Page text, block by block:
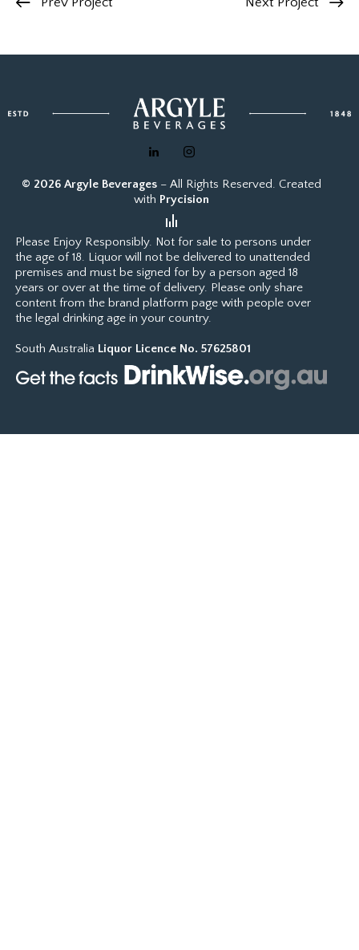
© 2026 Argyle Beverages – All Rights Reserved. Created
with Prycision
Please Enjoy Responsibly. Not for sale to persons under
the age of 18. Liquor will not be delivered to unattended
premises and must be signed for by a person aged 18
years or over at the time of delivery. Please only share
content from the brand platform page with people over
the legal drinking age in your country.
South Australia Liquor Licence No. 57625801